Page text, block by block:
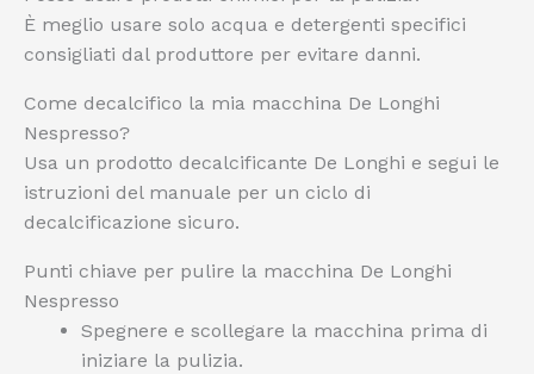
È meglio usare solo acqua e detergenti specifici
consigliati dal produttore per evitare danni.
Come decalcifico la mia macchina De Longhi
Nespresso?
Usa un prodotto decalcificante De Longhi e segui le
istruzioni del manuale per un ciclo di
decalcificazione sicuro.
Punti chiave per pulire la macchina De Longhi
Nespresso
Spegnere e scollegare la macchina prima di
iniziare la pulizia.